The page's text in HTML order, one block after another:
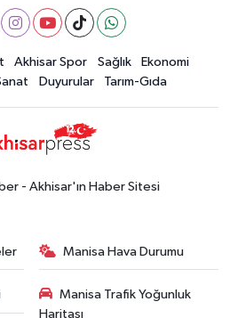
Akhisar'da Atatürk
yine 6 saatlik elektrik
Akhisar'da Cumhuriyet
Cuma günü elektrik
uygulanacak
Spor
Akhisar Spor Sağlık
Ekonomi
Duyurular Tarım-Gıda
- Akhisar'ın Haber Sitesi
Manisa Hava Durumu
Manisa Trafik Yoğunluk
Haritası